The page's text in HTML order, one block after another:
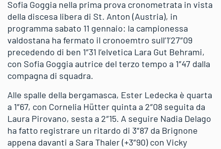
Sofia Goggia nella prima prova cronometrata in vista
della discesa libera di St. Anton (Austria), in
programma sabato 11 gennaio: la campionessa
valdostana ha fermato il cronoemtro sull’1’27″09
precedendo di ben 1″31 l’elvetica Lara Gut Behrami,
con Sofia Goggia autrice del terzo tempo a 1″47 dalla
compagna di squadra.
Alle spalle della bergamasca, Ester Ledecka è quarta
a 1″67, con Cornelia Hütter quinta a 2″08 seguita da
Laura Pirovano, sesta a 2″15. A seguire Nadia Delago
ha fatto registrare un ritardo di 3″87 da Brignone
appena davanti a Sara Thaler (+3″90) con Vicky